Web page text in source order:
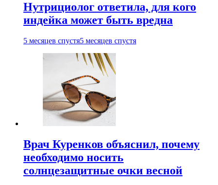
Нутрициолог ответила, для кого
индейка может быть вредна
5 месяцев спустя5 месяцев спустя
Врач Куренков объяснил, почему
необходимо носить
солнцезащитные очки весной